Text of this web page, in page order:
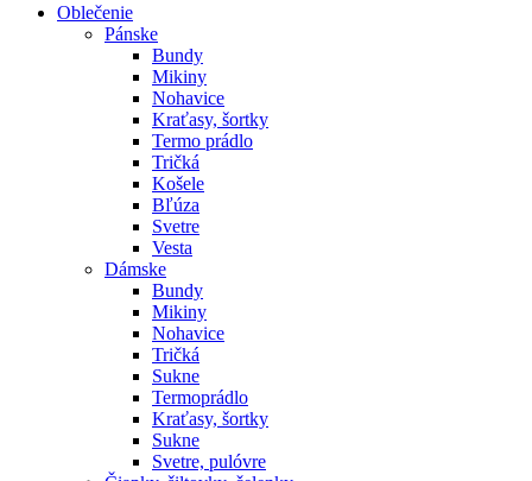
Oblečenie
Pánske
Bundy
Mikiny
Nohavice
Kraťasy, šortky
Termo prádlo
Tričká
Košele
Bľúza
Svetre
Vesta
Dámske
Bundy
Mikiny
Nohavice
Tričká
Sukne
Termoprádlo
Kraťasy, šortky
Sukne
Svetre, pulóvre